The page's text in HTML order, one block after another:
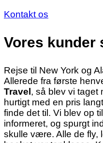
Kontakt os
Vores kunder
Rejse til New York og
Allerede fra første
Travel , så blev vi taget
hurtigt med en pris
finde det til. Vi blev op
informeret, og spurgt
skulle være. Alle de fly,